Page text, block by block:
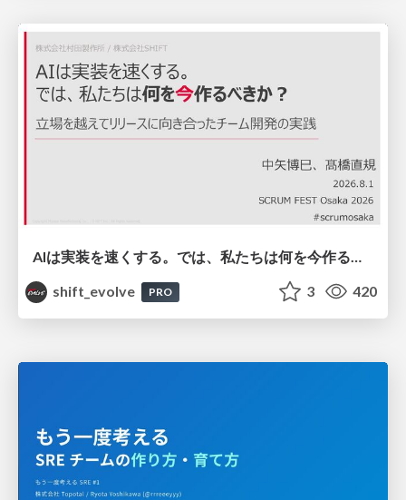
AIは実装を速くする。では、私たちは何を今作るべきか？－立場を越えてリリースに向き合ったチーム開発の実践 / 20260801 Hiromi Nakaya and Naoki Takahashi
shift_evolve
PRO 3 420